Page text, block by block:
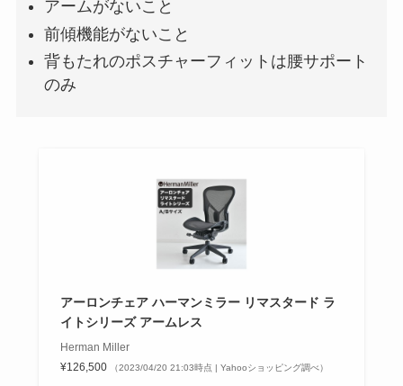
アームがないこと
前傾機能がないこと
背もたれのポスチャーフィットは腰サポート
のみ
アーロンチェア ハーマンミラー リマスタード ラ
イトシリーズ アームレス
Herman Miller
¥126,500
（2023/04/20 21:03時点 | Yahooショッピング調べ）